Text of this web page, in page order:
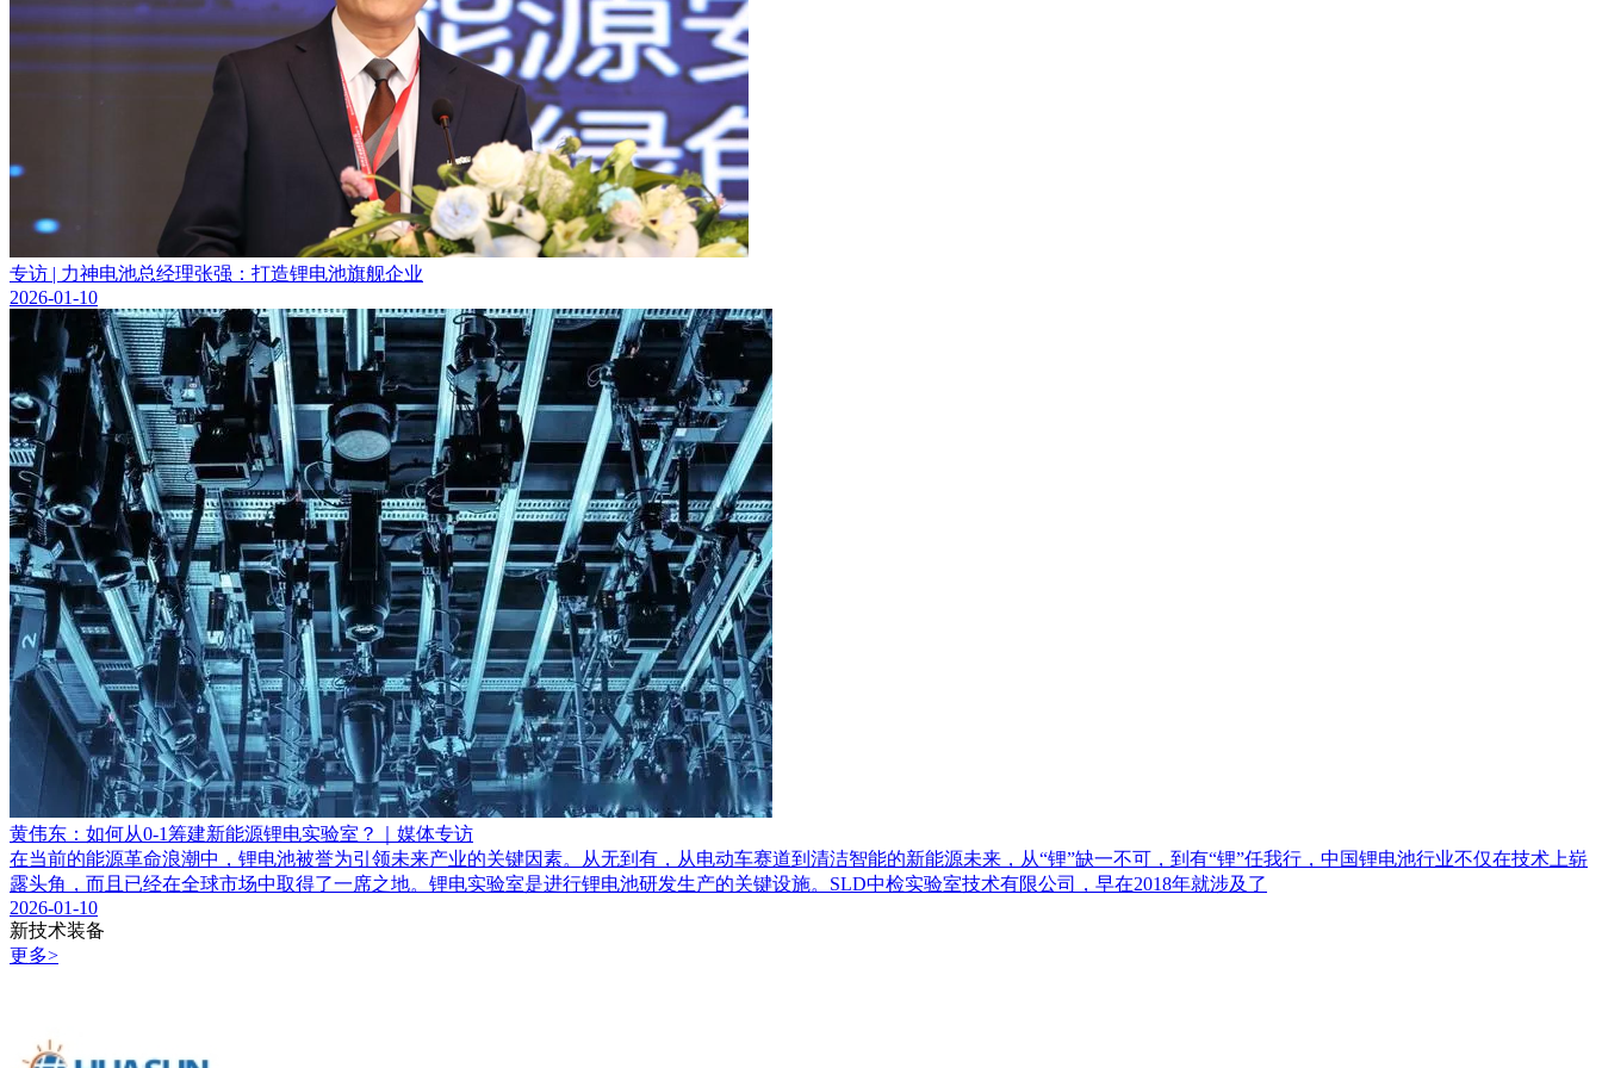
专访 | 力神电池总经理张强：打造锂电池旗舰企业
2026-01-10
黄伟东：如何从0-1筹建新能源锂电实验室？｜媒体专访
在当前的能源革命浪潮中，锂电池被誉为引领未来产业的关键因素。从无到有，从电动车赛道到清洁智能的新能源未来，从“锂”缺一不可，到有“锂”任我行，中国锂电池行业不仅在技术上崭
露头角，而且已经在全球市场中取得了一席之地。锂电实验室是进行锂电池研发生产的关键设施。SLD中检实验室技术有限公司，早在2018年就涉及了
2026-01-10
新技术装备
更多>